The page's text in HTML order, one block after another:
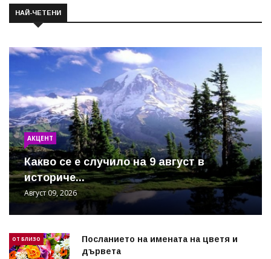
НАЙ-ЧЕТЕНИ
АКЦЕНТ
Какво се е случило на 9 август в
историче...
Август 09, 2026
ОТ БЛИЗО
Посланието на имената на цветя и
дървета